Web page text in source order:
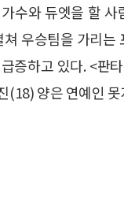
수와 듀엣을 할
우승팀을 가리
증하고 있다. <판
(18) 양은 연예인